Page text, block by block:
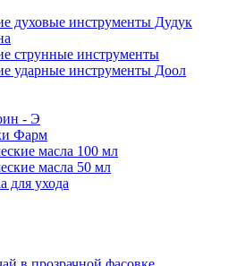
духовые инструменты Дудук
струнные инструменты
ударные инструменты Доол
- Э
Фарм
масла 100 мл
масла 50 мл
для ухода